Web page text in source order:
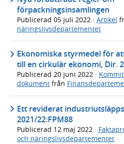
förpackningsinsamlingen
Publicerad 05 juli 2022 · Artikel
näringslivsdepartementet
Ekonomiska styrmedel för
till en cirkulär ekonomi, Dir.
Publicerad 20 juni 2022 ·
dokument från
Ett reviderat
2021/22:FPM88
Publicerad 12 maj 2022 ·
och näringslivsdepartementet